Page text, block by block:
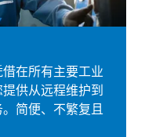
在所有主要工业
供从远程维护到
简便、不繁复且